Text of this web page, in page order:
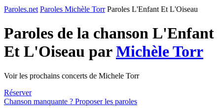
Paroles.net Paroles Michèle Torr Paroles L'Enfant Et L'Oiseau
Paroles de la chanson L'Enfant
Et L'Oiseau parMichèle Torr
Voir les prochains concerts de Michele Torr
Réserver
Chanson manquante ? Proposer les paroles